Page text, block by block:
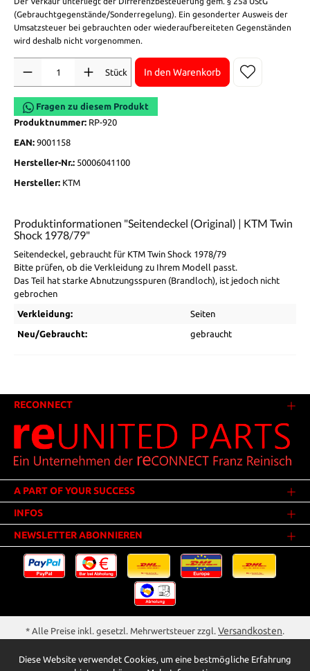
(Gebrauchtgegenstände/Sonderregelung). Ein gesonderter Ausweis der
Umsatzsteuer bei gebrauchten oder wiederaufbereiteten Gegenständen
wird deshalb nicht vorgenommen.
Stück
In den Warenkorb
Fragen zu diesem Produkt
Produktnummer: RP-920
EAN: 9001158
Hersteller-Nr.: 50006041100
Hersteller: KTM
Produktinformationen "Seitendeckel (Original) | KTM Twin
Shock 1978/79"
Seitendeckel, gebraucht für KTM Twin Shock 1978/79
Bitte prüfen, ob die Verkleidung zu Ihrem Modell passt.
Das Teil hat starke Abnutzungsspuren (Brandloch), ist jedoch nicht
gebrochen
Verkleidung: Seiten
Neu/Gebraucht: gebraucht
RECONNECT
A PART OF YOUR SUCCESS
INFOS
NEWSLETTER ABONNIEREN
* Alle Preise inkl. gesetzl. Mehrwertsteuer zzgl. Versandkosten.
** Der Verkauf unterliegt der Differenzbesteuerung gem. § 25a UStG
Diese Website verwendet Cookies, um eine bestmögliche Erfahrung